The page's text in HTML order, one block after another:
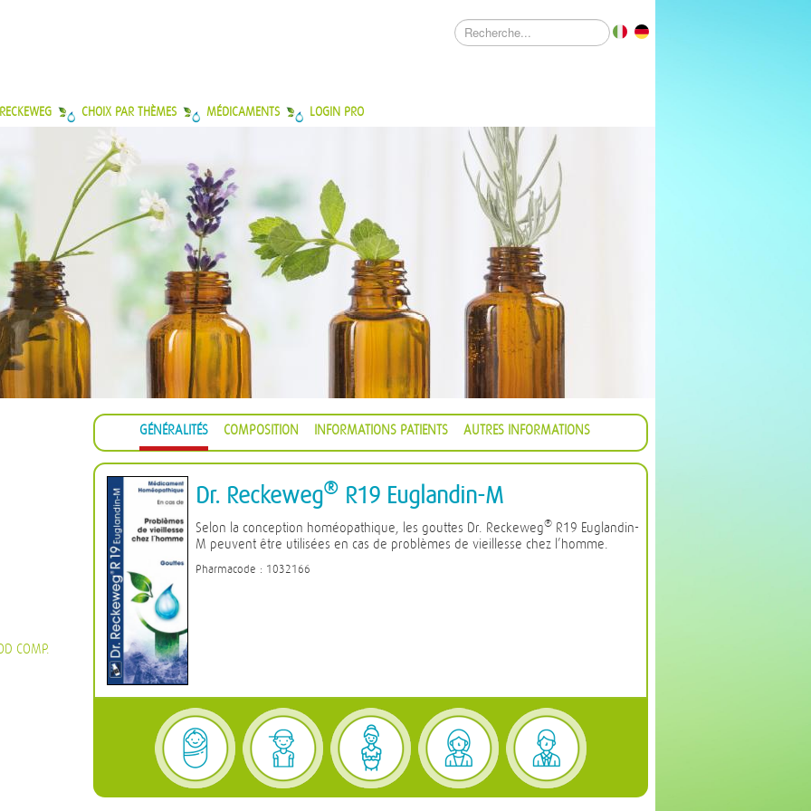
CHOIX PAR THÈMES MÉDICAMENTS LOGIN PRO
COMP.
GÉNÉRALITÉS COMPOSITION INFORMATIONS PATIENTS AUTRES INFORMATIONS
Dr. Reckeweg® R19 Euglandin-M
Selon la conception homéopathique, les gouttes Dr. Reckeweg® R19 Euglandin-
M peuvent être utilisées en cas de problèmes de vieillesse chez l’homme.
Pharmacode : 1032166